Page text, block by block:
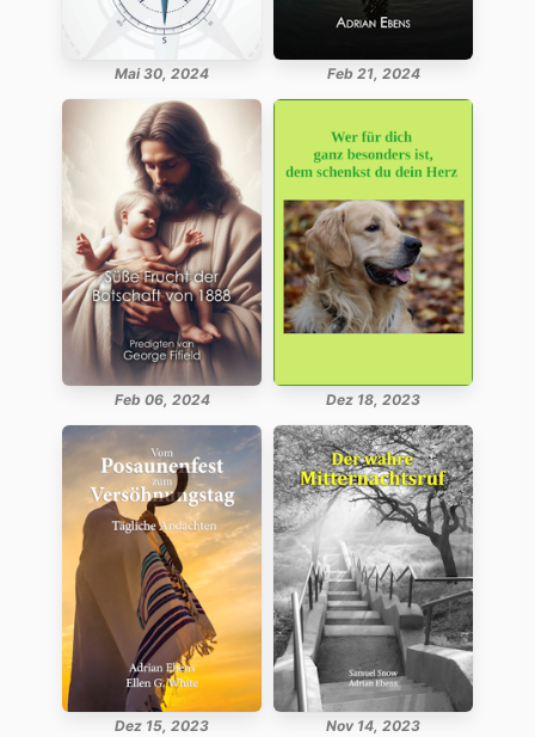
Mai 30, 2024 Feb 21, 2024
Feb 06, 2024 Dez 18, 2023
Dez 15, 2023 Nov 14, 2023